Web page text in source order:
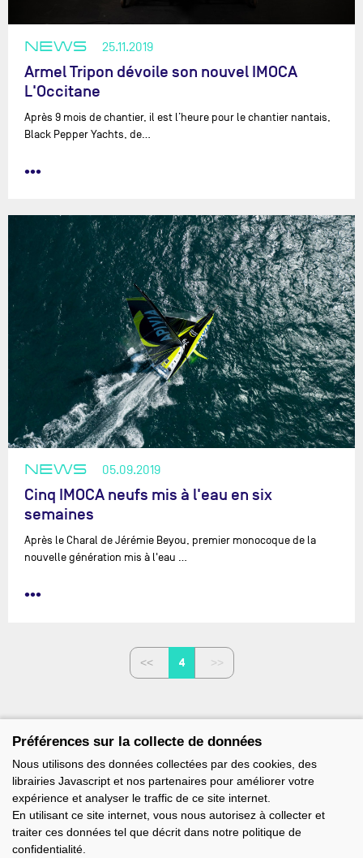
NEWS 25.11.2019
Armel Tripon dévoile son nouvel IMOCA
L'Occitane
Après 9 mois de chantier, il est l’heure pour le chantier nantais,
Black Pepper Yachts, de…
•••
NEWS 05.09.2019
Cinq IMOCA neufs mis à l'eau en six
semaines
Après le Charal de Jérémie Beyou, premier monocoque de la
nouvelle génération mis à l'eau …
•••
4
Préférences sur la collecte de données
Nous utilisons des données collectées par des cookies, des
librairies Javascript et nos partenaires pour améliorer votre
expérience et analyser le traffic de ce site internet.
En utilisant ce site internet, vous nous autorisez à collecter et
traiter ces données tel que décrit dans notre politique de
confidentialité.